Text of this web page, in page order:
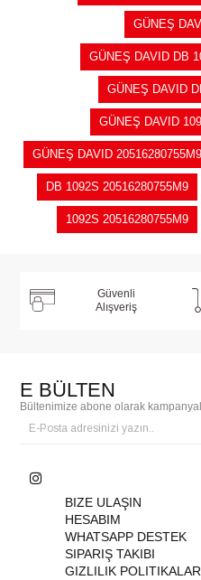
GÜNEŞ
GÜNEŞ DAVID DB
GÜNEŞ DAVID
GÜNEŞ DAVID
GÜNEŞ DAVID 20516280755M9
DB 1092S 20516280755M9
1092S 20516280755M9
Güvenli
Alışveriş
E BÜLTEN
Bültenimize abone olarak
BIZE ULAŞIN
HESABIM
WHATSAPP DESTEK
SIPARIŞ TAKIBI
GIZLILIK